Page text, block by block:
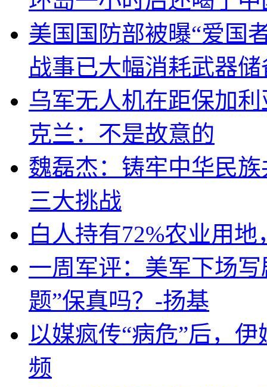
美国国防部被曝“爱国
战事已大幅消耗武器储
乌军无人机在距保加
克兰：不是故意的
魏磊杰：铸牢中华民
三大挑战
白人持有72%农业用
一周军评：美军下场
题”保真吗？-扬基
以媒疯传“病危”后，
频